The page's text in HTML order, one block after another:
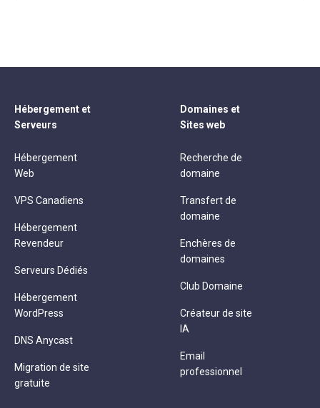
Hébergement et
Serveurs
Hébergement
Web
VPS Canadiens
Hébergement
Revendeur
Serveurs Dédiés
Hébergement
WordPress
DNS Anycast
Migration de site
gratuite
Domaines et
Sites web
Recherche de
domaine
Transfert de
domaine
Enchères de
domaines
Club Domaine
Créateur de site
IA
Email
professionnel